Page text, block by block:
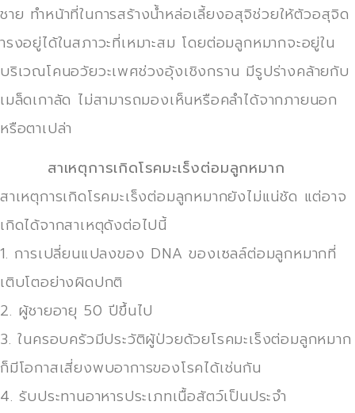
ชาย ทำหน้าที่ในการสร้างน้ำหล่อเลี้ยงอสุจิช่วยให้ตัวอสุจิด
ารงอยู่ได้ในสภาวะที่เหมาะสม โดยต่อมลูกหมากจะอยู่ใน
บริเวณโคนอวัยวะเพศช่วงอุ้งเชิงกราน มีรูปร่างคล้ายกับ
เมล็ดเกาลัด ไม่สามารถมองเห็นหรือคลำได้จากภายนอก
หรือตาเปล่า
สาเหตุการเกิดโรคมะเร็งต่อมลูกหมาก
สาเหตุการเกิดโรคมะเร็งต่อมลูกหมากยังไม่แน่ชัด แต่อาจ
เกิดได้จากสาเหตุดังต่อไปนี้
1. การเปลี่ยนแปลงของ DNA ของเซลล์ต่อมลูกหมากที่
เติบโตอย่างผิดปกติ
2. ผู้ชายอายุ 50 ปีขึ้นไป
3. ในครอบครัวมีประวัติผู้ป่วยด้วยโรคมะเร็งต่อมลูกหมาก
ก็มีโอกาสเสี่ยงพบอาการของโรคได้เช่นกัน
4. รับประทานอาหารประเภทเนื้อสัตว์เป็นประจำ